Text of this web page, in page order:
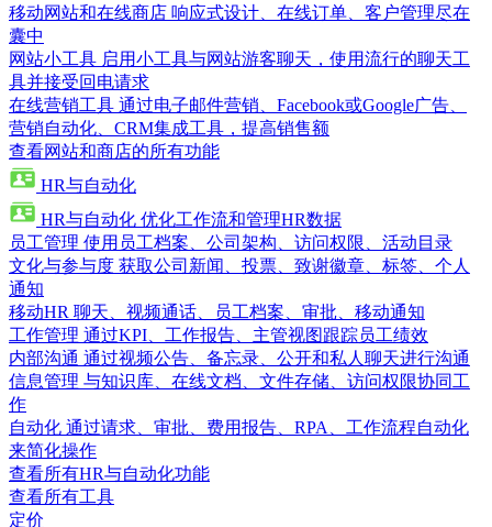
移动网站和在线商店 响应式设计、在线订单、客户管理尽在
囊中
网站小工具 启用小工具与网站游客聊天，使用流行的聊天工
具并接受回电请求
在线营销工具 通过电子邮件营销、Facebook或Google广告、
营销自动化、CRM集成工具，提高销售额
查看网站和商店的所有功能
HR与自动化
HR与自动化 优化工作流和管理HR数据
员工管理 使用员工档案、公司架构、访问权限、活动目录
文化与参与度 获取公司新闻、投票、致谢徽章、标签、个人
通知
移动HR 聊天、视频通话、员工档案、审批、移动通知
工作管理 通过KPI、工作报告、主管视图跟踪员工绩效
内部沟通 通过视频公告、备忘录、公开和私人聊天进行沟通
信息管理 与知识库、在线文档、文件存储、访问权限协同工
作
自动化 通过请求、审批、费用报告、RPA、工作流程自动化
来简化操作
查看所有HR与自动化功能
查看所有工具
定价